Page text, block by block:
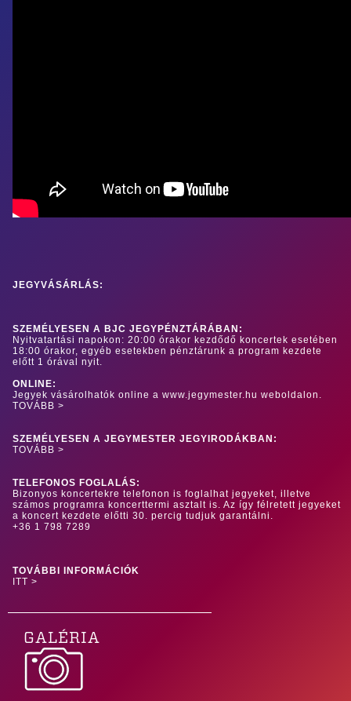
JEGYVÁSÁRLÁS:
SZEMÉLYESEN A BJC JEGYPÉNZTÁRÁBAN:
Nyitvatartási napokon: 20:00 órakor kezdődő koncertek esetében
18:00 órakor, egyéb esetekben pénztárunk a program kezdete
előtt 1 órával nyit.
ONLINE:
Jegyek vásárolhatók online a www.jegymester.hu weboldalon.
TOVÁBB >
SZEMÉLYESEN A JEGYMESTER JEGYIRODÁKBAN:
TOVÁBB >
TELEFONOS FOGLALÁS:
Bizonyos koncertekre telefonon is foglalhat jegyeket, illetve
számos programra koncerttermi asztalt is. Az így félretett jegyeket
a koncert kezdete előtti 30. percig tudjuk garantálni.
+36 1 798 7289
TOVÁBBI INFORMÁCIÓK
ITT >
GALÉRIA